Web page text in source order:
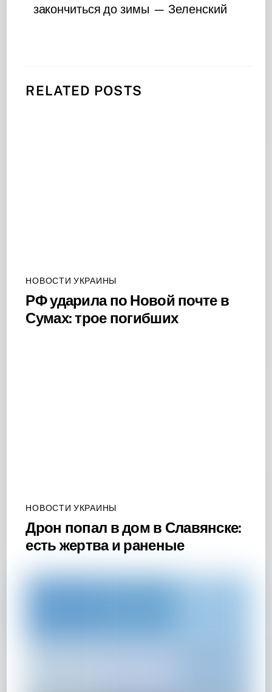
закончиться до зимы — Зеленский
RELATED POSTS
НОВОСТИ УКРАИНЫ
РФ ударила по Новой почте в
Сумах: трое погибших
НОВОСТИ УКРАИНЫ
Дрон попал в дом в Славянске:
есть жертва и раненые